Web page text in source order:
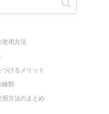
使用方法
けるメリット
種類
方法のまとめ